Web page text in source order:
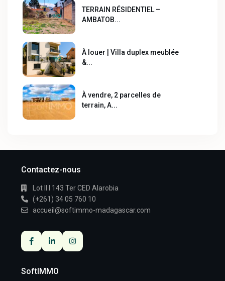
TERRAIN RÉSIDENTIEL –
AMBATOB...
À louer | Villa duplex meublée
&...
À vendre, 2 parcelles de
terrain, A...
Contactez-nous
Lot II I 143 Ter CED Alarobia
(+261) 34 05 760 10
accueil@softimmo-madagascar.com
SoftIMMO